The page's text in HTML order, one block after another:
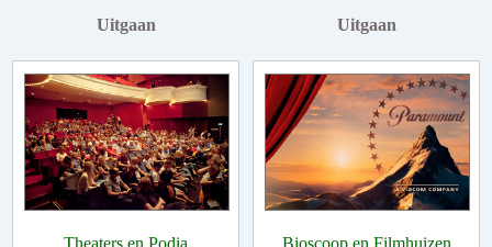
Uitgaan
Theaters en Podia
Uitgaan
Bioscoop en Filmhuizen